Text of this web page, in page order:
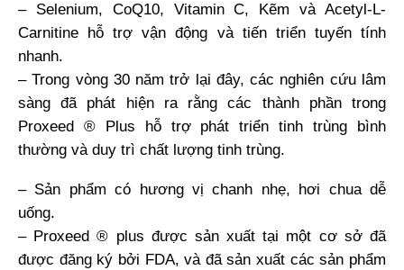
– Selenium, CoQ10, Vitamin C, Kẽm và Acetyl-L-
Carnitine hỗ trợ vận động và tiến triển tuyến tính
nhanh.
– Trong vòng 30 năm trở lại đây, các nghiên cứu lâm
sàng đã phát hiện ra rằng các thành phần trong
Proxeed ® Plus hỗ trợ phát triển tinh trùng bình
thường và duy trì chất lượng tinh trùng.
– Sản phẩm có hương vị chanh nhẹ, hơi chua dễ
uống.
– Proxeed ® plus được sản xuất tại một cơ sở đã
được đăng ký bởi FDA, và đã sản xuất các sản phẩm